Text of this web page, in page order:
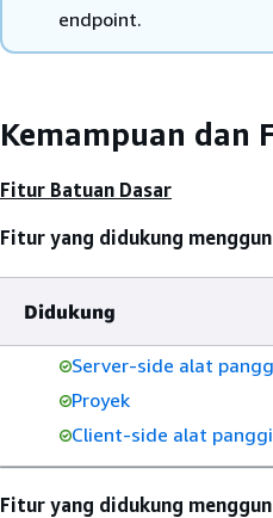
endpoint.
Kemampuan dan
Fitur Batuan Dasar
Fitur yang didukung
Didukung
Server-side alat
Proyek
Client-side alat
Fitur yang didukung